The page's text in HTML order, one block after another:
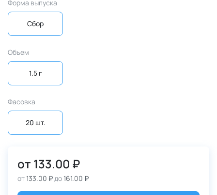
Форма выпуска
Сбор
Объем
1.5 г
Фасовка
20 шт.
от 133.00 ₽
от133.00 ₽до161.00 ₽